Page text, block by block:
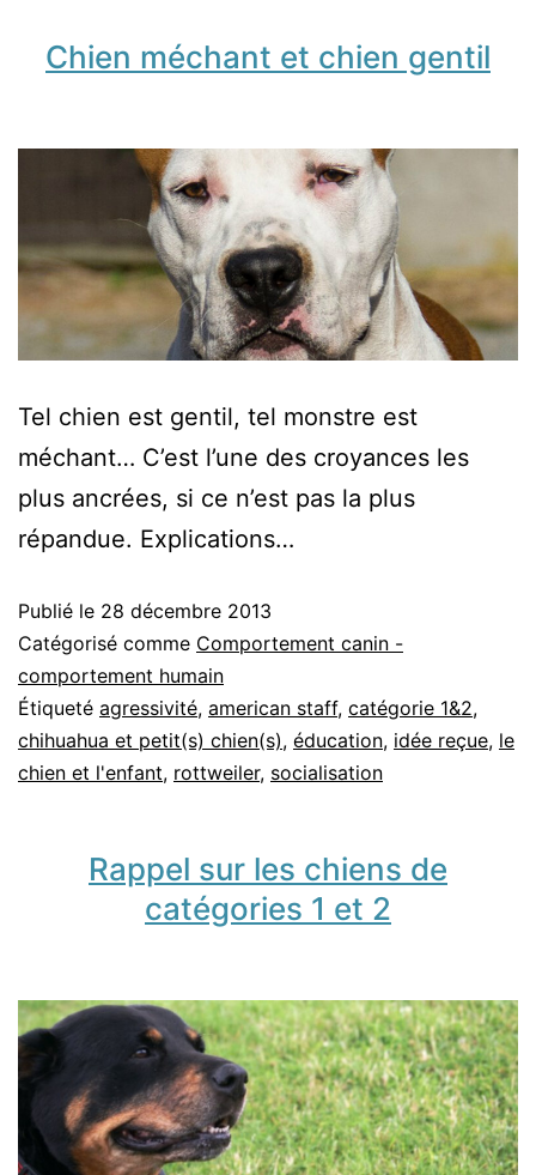
Chien méchant et chien gentil
Tel chien est gentil, tel monstre est
méchant… C’est l’une des croyances les
plus ancrées, si ce n’est pas la plus
répandue. Explications…
Publié le 28 décembre 2013
Catégorisé comme Comportement canin -
comportement humain
Étiqueté agressivité, american staff, catégorie 1&2,
chihuahua et petit(s) chien(s), éducation, idée reçue, le
chien et l'enfant, rottweiler, socialisation
Rappel sur les chiens de
catégories 1 et 2